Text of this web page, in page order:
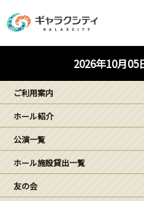
施設案内
西新
文化ホ
ギャラクシティとは
こどもみーてぃんぐ
Gがくえん
2026年10月05
ご利用案内
ホール紹介
公演一覧
ホール施設貸出一覧
友の会